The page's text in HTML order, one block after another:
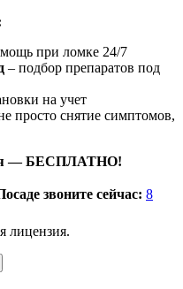
при ломке 24/7
– подбор препаратов под
на учет
просто снятие симптомов,
— БЕСПЛАТНО!
звоните сейчас: 8
лицензия.